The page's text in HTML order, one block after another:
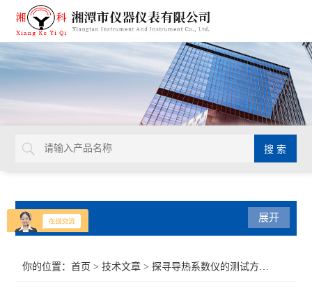
产品分类 展开
你的位置：首页 >技术文章 > 探寻导热系数仪的测试方法与精度验证